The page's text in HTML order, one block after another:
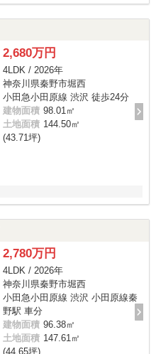
2,680万円
4LDK / 2026年
神奈川県秦野市堀西
小田急小田原線 渋沢 徒歩24分
建物面積 98.01㎡
土地面積 144.50㎡
(43.71坪)
2,780万円
4LDK / 2026年
神奈川県秦野市堀西
小田急小田原線 渋沢 小田原線秦
野駅 車分
建物面積 96.38㎡
土地面積 147.61㎡
(44.65坪)